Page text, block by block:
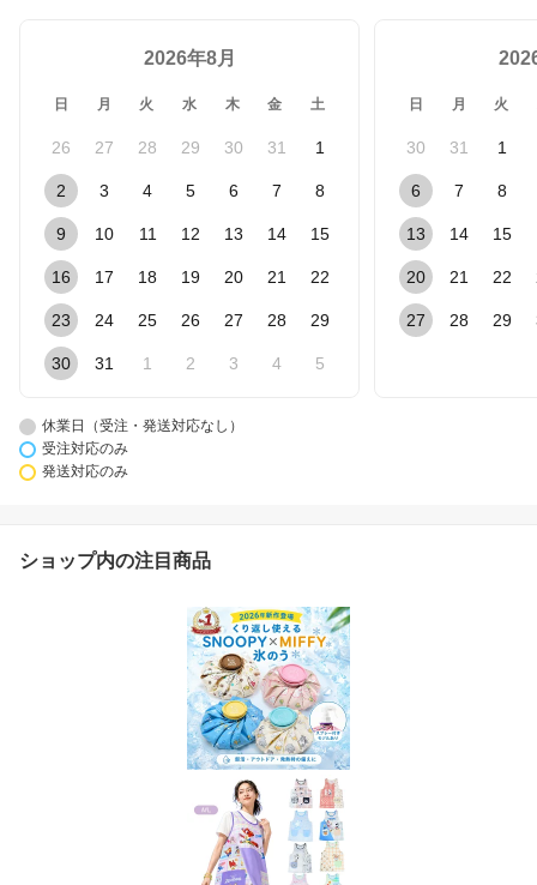
2026年8月
日 月 火 水 木 金 土
26 27 28 29 30 31 1
2 3 4 5 6 7 8
9 10 11 12 13 14 15
16 17 18 19 20 21 22
23 24 25 26 27 28 29
30 31 1 2 3 4 5
日 月 火
30 31 1
6 7 8
13 14 15
20 21 22
27 28 29
休業日（受注・発送対応なし）
受注対応のみ
発送対応のみ
ショップ内の注目商品